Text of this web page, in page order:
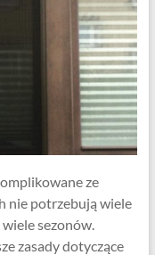
ze
nie potrzebują wiele
sezonów.
zasady dotyczące